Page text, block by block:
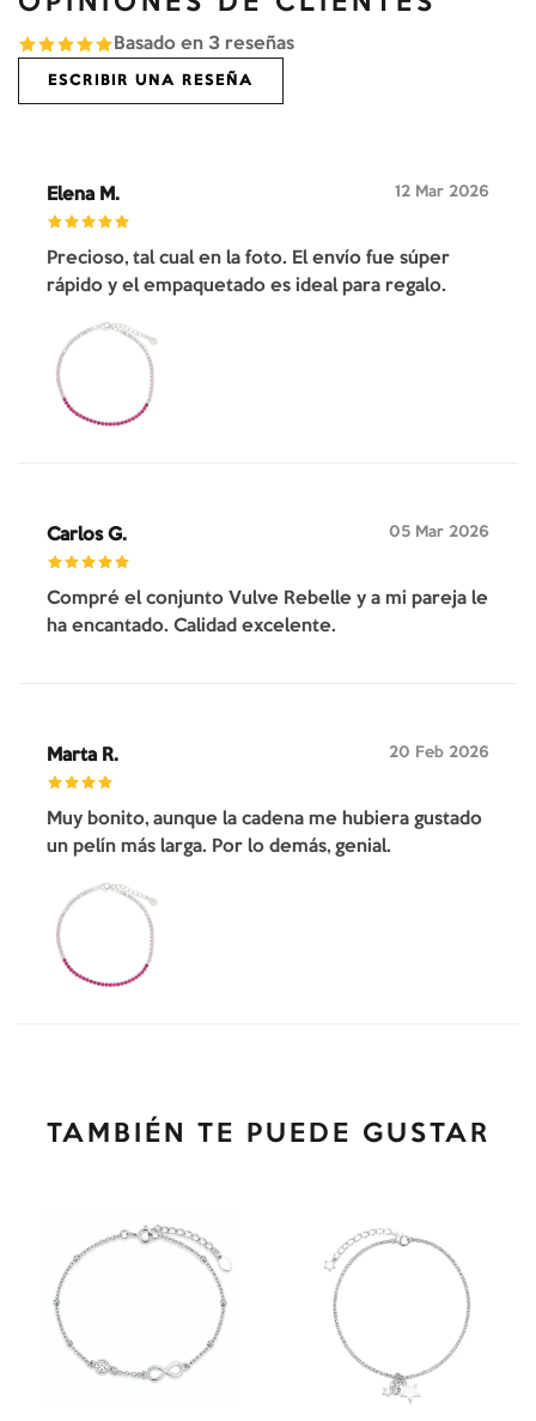
Basado en 3 reseñas
ESCRIBIR UNA RESEÑA
Elena M. 12 Mar 2026
Precioso, tal cual en la foto. El envío fue súper
rápido y el empaquetado es ideal para regalo.
Carlos G. 05 Mar 2026
Compré el conjunto Vulve Rebelle y a mi pareja le
ha encantado. Calidad excelente.
Marta R. 20 Feb 2026
Muy bonito, aunque la cadena me hubiera gustado
un pelín más larga. Por lo demás, genial.
TAMBIÉN TE PUEDE GUSTAR